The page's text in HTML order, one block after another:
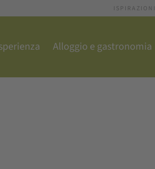
ISPIRAZIONI
Alloggio e gastronomia